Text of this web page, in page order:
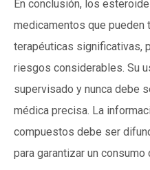
En conclusión, los
medicamentos que pueden
terapéuticas significativas,
riesgos considerables. Su
supervisado y nunca debe
médica precisa. La
compuestos debe ser
para garantizar un